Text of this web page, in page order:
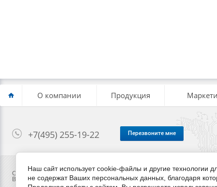
О компании Продукция
+7(495) 255-19-22 Перезвоните мне
Copyright © 2014 - 2026
Вся предоставленная на сайте информация ни при каких условиях не
Наш сайт использует cookie-файлы и другие
не содержат Ваших персональных данных, благодаря